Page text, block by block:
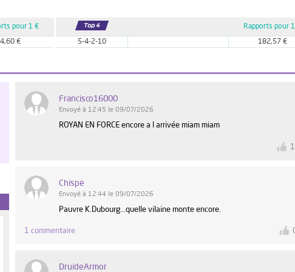
pour 1 €
4,60 €
Rapports pour
5-4-2-10 182,57 €
Francisco16000
Envoyé à 12:45 le 09/07/2026
ROYAN EN FORCE encore a l arrivée miam miam
1
Chispe
Envoyé à 12:44 le 09/07/2026
Pauvre K.Dubourg...quelle vilaine monte encore.
1 commentaire
DruideArmor